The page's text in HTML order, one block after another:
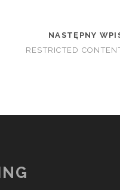
NASTĘPNY
RESTRICTED